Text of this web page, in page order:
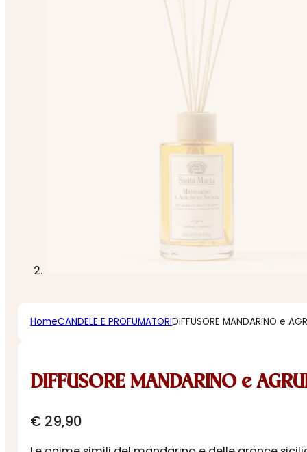
HomeCANDELE E PROFUMATORIDIFFUSORE MANDARINO e
DIFFUSORE MANDARINO e
€ 29,90